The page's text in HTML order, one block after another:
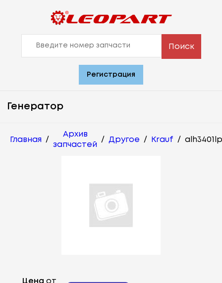
Поиск
Регистрация
Генератор
Главная /
Архив
запчастей
/ Другое / Krauf / alh3401lp
Цена от